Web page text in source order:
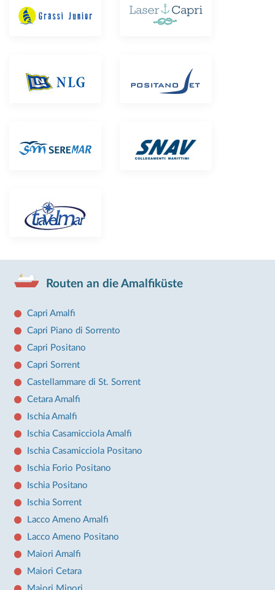
Routen an die Amalfiküste
Capri Amalfi
Capri Piano di Sorrento
Capri Positano
Capri Sorrent
Castellammare di St. Sorrent
Cetara Amalfi
Ischia Amalfi
Ischia Casamicciola Amalfi
Ischia Casamicciola Positano
Ischia Forio Positano
Ischia Positano
Ischia Sorrent
Lacco Ameno Amalfi
Lacco Ameno Positano
Maiori Amalfi
Maiori Cetara